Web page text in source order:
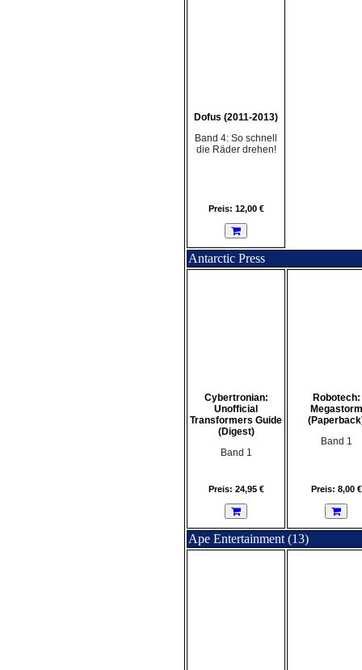
Dofus (2011-2013)
Band 4: So schnell
die Räder drehen!
Preis: 12,00 €
Antarctic Press
Cybertronian:
Unofficial
Transformers Guide
(Digest)
Band 1
Preis: 24,95 €
Robotech:
Megastorm
Band 1
Preis: 8,00 €
Ape Entertainment (13)